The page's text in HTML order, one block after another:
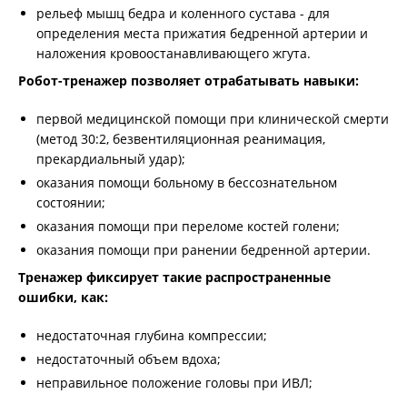
рельеф мышц бедра и коленного сустава - для
определения места прижатия бедренной артерии и
наложения кровоостанавливающего жгута.
Робот-тренажер позволяет отрабатывать навыки:
первой медицинской помощи при клинической смерти
(метод 30:2, безвентиляционная реанимация,
прекардиальный удар);
оказания помощи больному в бессознательном
состоянии;
оказания помощи при переломе костей голени;
оказания помощи при ранении бедренной артерии.
Тренажер фиксирует такие распространенные
ошибки, как:
недостаточная глубина компрессии;
недостаточный объем вдоха;
неправильное положение головы при ИВЛ;